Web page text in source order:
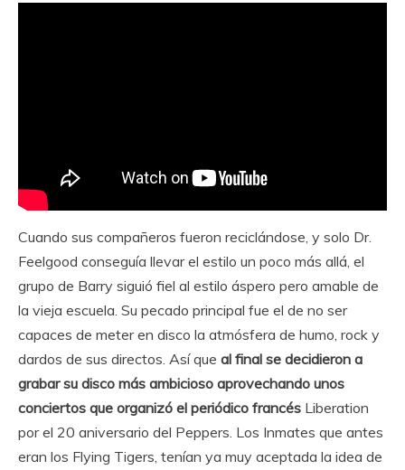
Cuando sus compañeros fueron reciclándose, y solo Dr.
Feelgood conseguía llevar el estilo un poco más allá, el
grupo de Barry siguió fiel al estilo áspero pero amable de
la vieja escuela. Su pecado principal fue el de no ser
capaces de meter en disco la atmósfera de humo, rock y
dardos de sus directos. Así que al final se decidieron a
grabar su disco más ambicioso aprovechando unos
conciertos que organizó el periódico francés Liberation
por el 20 aniversario del Peppers. Los Inmates que antes
eran los Flying Tigers, tenían ya muy aceptada la idea de